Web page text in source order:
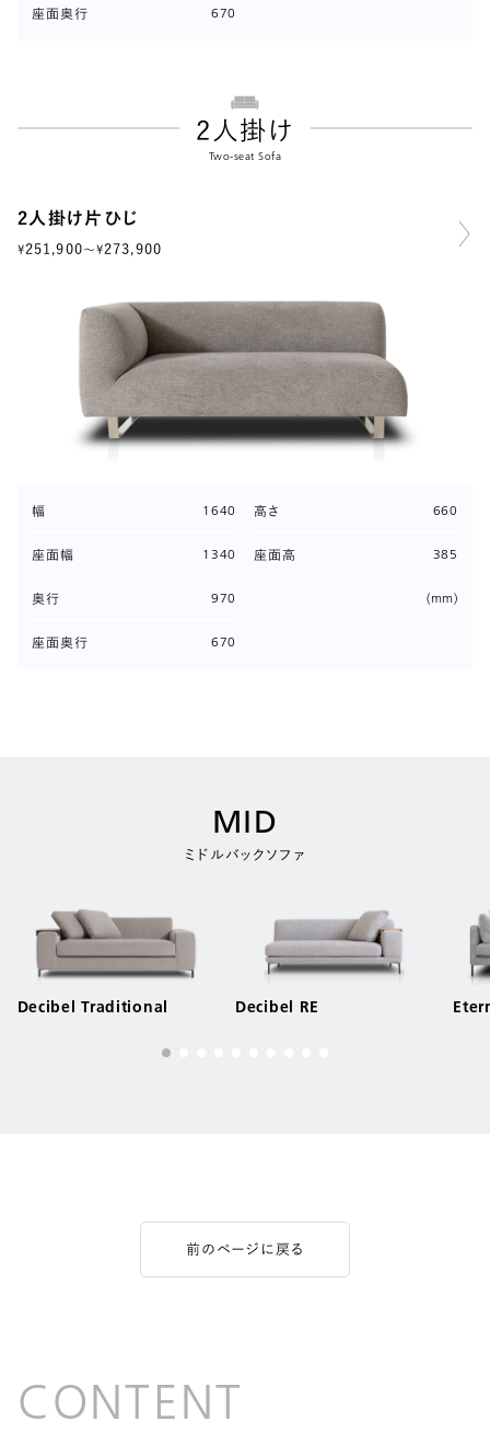
座面奥行 670
2人掛け
Two-seat Sofa
2人掛け片ひじ
¥251,900〜¥273,900
幅 1640
座面幅 1340
奥行 970
座面奥行 670
高さ 660
座面高 385
(mm)
MID
ミドルバックソファ
Decibel Traditional Decibel RE
前のページに戻る
CONTENT